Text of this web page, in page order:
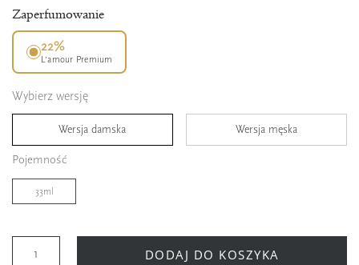
Zaperfumowanie
22%
L’amour Premium
Wybierz wersję
Wersja damska Wersja męska
Pojemność
33ml
DODAJ DO KOSZYKA